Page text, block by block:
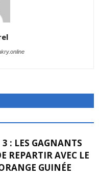
: LES GAGNANTS
REPARTIR AVEC LE
GUINÉE